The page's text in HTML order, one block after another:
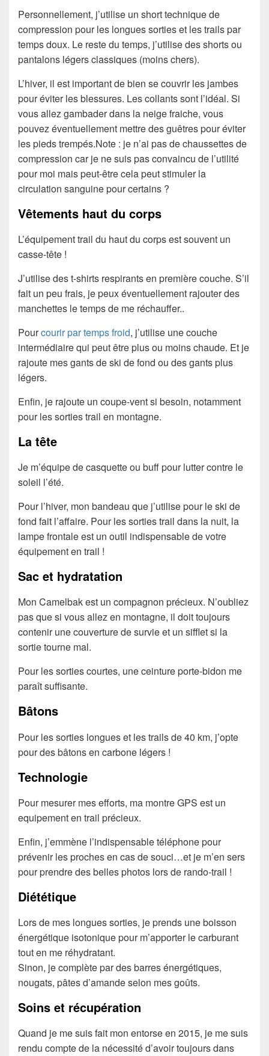
Personnellement, j’utilise un short technique de
compression pour les longues sorties et les trails par
temps doux. Le reste du temps, j’utilise des shorts ou
pantalons légers classiques (moins chers).
L’hiver, il est important de bien se couvrir les jambes
pour éviter les blessures. Les collants sont l’idéal. Si
vous allez gambader dans la neige fraiche, vous
pouvez éventuellement mettre des guêtres pour éviter
les pieds trempés.Note : je n’ai pas de chaussettes de
compression car je ne suis pas convaincu de l’utilité
pour moi mais peut-être cela peut stimuler la
circulation sanguine pour certains ?
Vêtements haut du corps
L’équipement trail du haut du corps est souvent un
casse-tête !
J’utilise des t-shirts respirants en première couche. S’il
fait un peu frais, je peux éventuellement rajouter des
manchettes le temps de me réchauffer..
Pourcourir par temps froid, j’utilise une couche
intermédiaire qui peut être plus ou moins chaude. Et je
rajoute mes gants de ski de fond ou des gants plus
légers.
Enfin, je rajoute un coupe-vent si besoin, notamment
pour les sorties trail en montagne.
La tête
Je m’équipe de casquette ou buff pour lutter contre le
soleil l’été.
Pour l’hiver, mon bandeau que j’utilise pour le ski de
fond fait l’affaire. Pour les sorties trail dans la nuit, la
lampe frontale est un outil indispensable de votre
équipement en trail !
Sac et hydratation
Mon Camelbak est un compagnon précieux. N’oubliez
pas que si vous allez en montagne, il doit toujours
contenir une couverture de survie et un sifflet si la
sortie tourne mal.
Pour les sorties courtes, une ceinture porte-bidon me
paraît suffisante.
Bâtons
Pour les sorties longues et les trails de 40 km, j’opte
pour des bâtons en carbone légers !
Technologie
Pour mesurer mes efforts, ma montre GPS est un
equipement en trail précieux.
Enfin, j’emmène l’indispensable téléphone pour
prévenir les proches en cas de souci…et je m’en sers
pour prendre des belles photos lors de rando-trail !
Diététique
Lors de mes longues sorties, je prends une boisson
énergétique isotonique pour m’apporter le carburant
tout en me réhydratant.
Sinon, je complète par des barres énergétiques,
nougats, pâtes d’amande selon mes goûts.
Soins et récupération
Quand je me suis fait mon entorse en 2015, je me suis
rendu compte de la nécessité d’avoir toujours dans